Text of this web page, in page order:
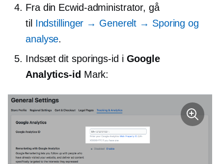
Fra din Ecwid-administrator, gå
til Indstillinger → Generelt → Sporing og
analyse.
Indsæt dit sporings-id i Google
Analytics-id Mark: